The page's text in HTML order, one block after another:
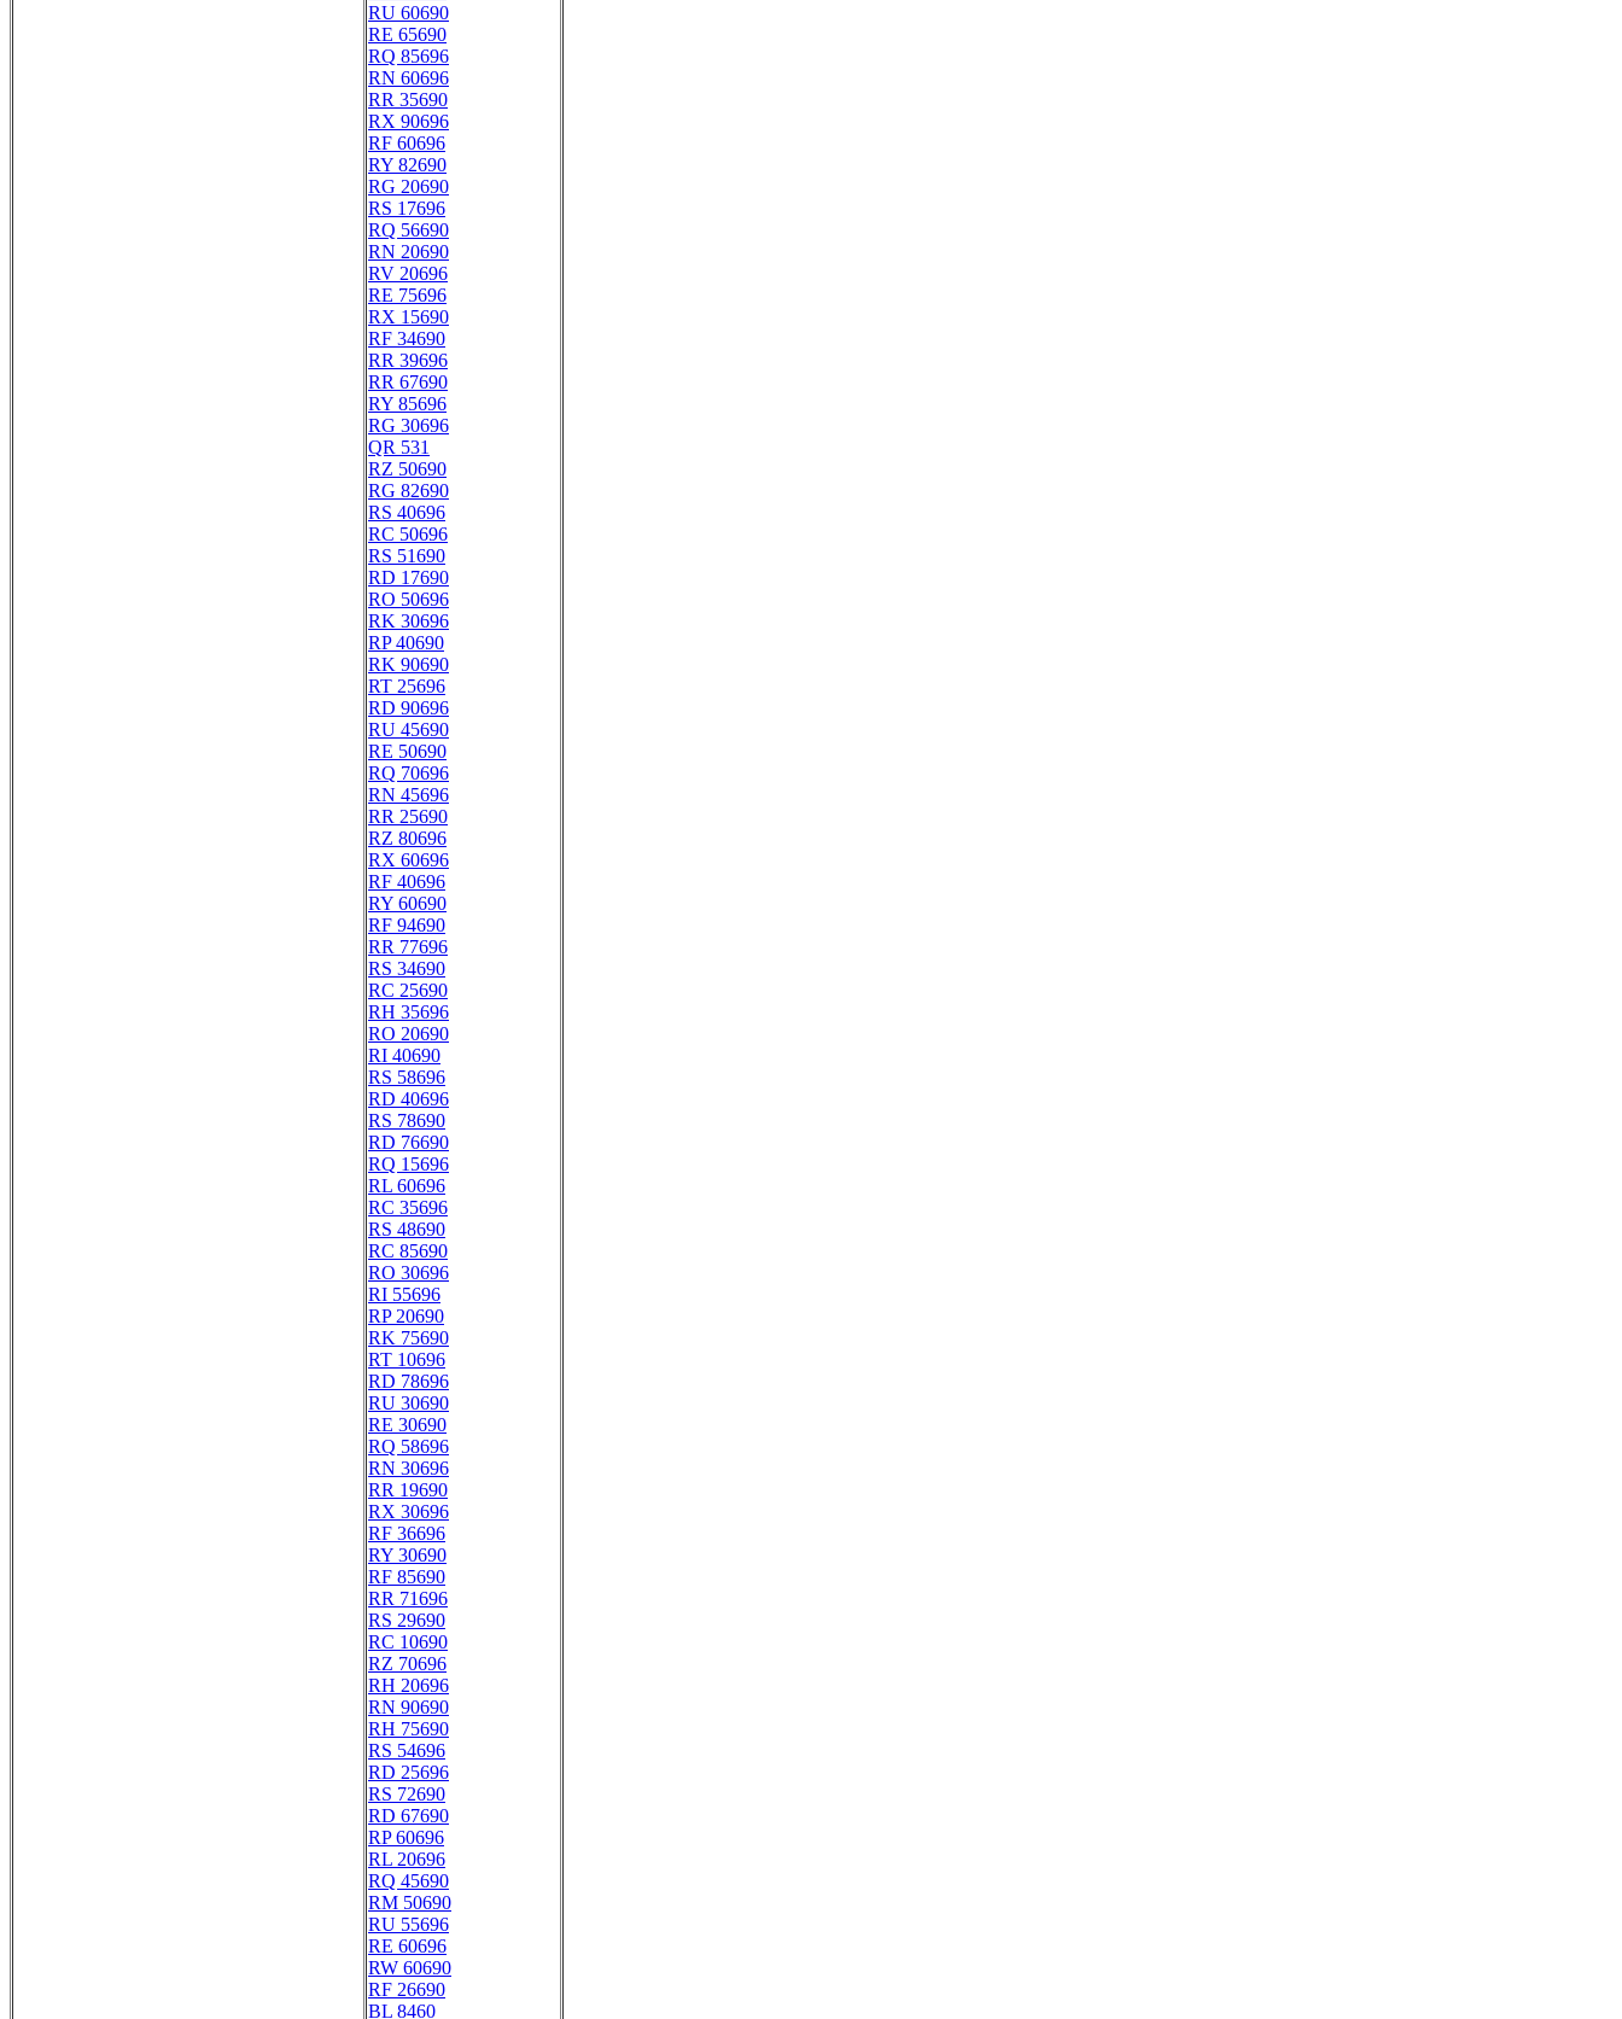
RU 60690
RE 65690
RQ 85696
RN 60696
RR 35690
RX 90696
RF 60696
RY 82690
RG 20690
RS 17696
RQ 56690
RN 20690
RV 20696
RE 75696
RX 15690
RF 34690
RR 39696
RR 67690
RY 85696
RG 30696
QR 531
RZ 50690
RG 82690
RS 40696
RC 50696
RS 51690
RD 17690
RO 50696
RK 30696
RP 40690
RK 90690
RT 25696
RD 90696
RU 45690
RE 50690
RQ 70696
RN 45696
RR 25690
RZ 80696
RX 60696
RF 40696
RY 60690
RF 94690
RR 77696
RS 34690
RC 25690
RH 35696
RO 20690
RI 40690
RS 58696
RD 40696
RS 78690
RD 76690
RQ 15696
RL 60696
RC 35696
RS 48690
RC 85690
RO 30696
RI 55696
RP 20690
RK 75690
RT 10696
RD 78696
RU 30690
RE 30690
RQ 58696
RN 30696
RR 19690
RX 30696
RF 36696
RY 30690
RF 85690
RR 71696
RS 29690
RC 10690
RZ 70696
RH 20696
RN 90690
RH 75690
RS 54696
RD 25696
RS 72690
RD 67690
RP 60696
RL 20696
RQ 45690
RM 50690
RU 55696
RE 60696
RW 60690
RF 26690
BL 8460